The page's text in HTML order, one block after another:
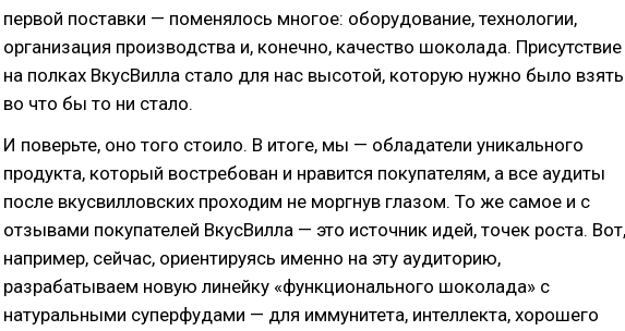
первой поставки — поменялось многое: оборудование, технологии,
организация производства и, конечно, качество шоколада. Присутствие
на полках ВкусВилла стало для нас высотой, которую нужно было взять
во что бы то ни стало.
И поверьте, оно того стоило. В итоге, мы — обладатели уникального
продукта, который востребован и нравится покупателям, а все аудиты
после вкусвилловских проходим не моргнув глазом. То же самое и с
отзывами покупателей ВкусВилла — это источник идей, точек роста. Вот,
например, сейчас, ориентируясь именно на эту аудиторию,
разрабатываем новую линейку «функционального шоколада» с
натуральными суперфудами — для иммунитета, интеллекта, хорошего